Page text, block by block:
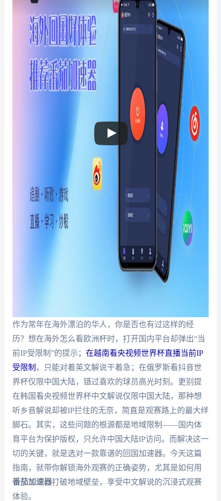
作为常年在海外漂泊的华人，你是否也有过这样的经
历？想在海外怎么看欧洲杯时，打开国内平台却弹出“当
前IP受限制”的提示； 在越南看央视频世界杯直播当前IP
受限制 ，只能对着英文解说干着急；在俄罗斯看抖音世
界杯仅限中国大陆，错过喜欢的球员高光时刻。更别提
在韩国看央视频世界杯中文解说仅限中国大陆，那种想
听乡音解说却被IP拦住的无奈，简直是观赛路上的最大绊
脚石。其实，这些问题的根源都是地域限制——国内体
育平台为保护版权，只允许中国大陆IP访问。而解决这一
切的关键，就是选对一款靠谱的回国加速器。今天这篇
指南，就带你解锁海外观赛的正确姿势，尤其是如何用
番茄加速器打破地域壁垒，享受中文解说的沉浸式观赛
体验。